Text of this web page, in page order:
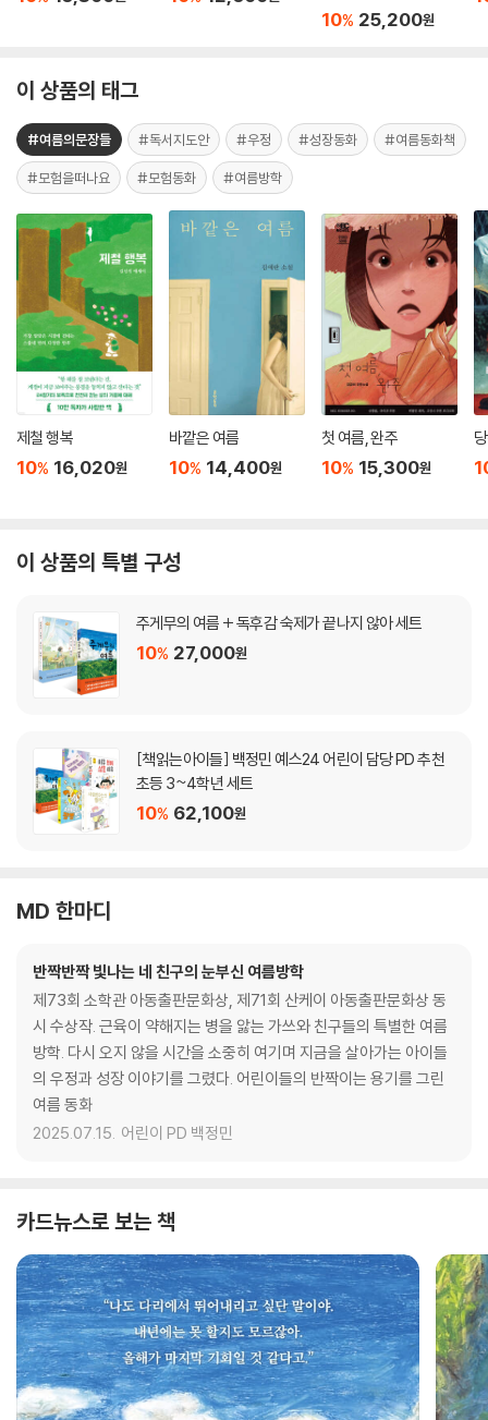
10% 25,200원
이 상품의 태그
#여름의문장들 #독서지도안 #우정 #성장동화 #여름동화책
#모험을떠나요 #모험동화 #여름방학
제철 행복
10% 16,020원
바깥은 여름
10% 14,400원
첫 여름, 완주
10% 15,300원
이 상품의 특별 구성
주게무의 여름 + 독후감 숙제가 끝나지 않아 세트
10% 27,000원
[책읽는아이들] 백정민 예스24 어린이 담당 PD 추천
초등 3~4학년 세트
10% 62,100원
MD 한마디
반짝반짝 빛나는 네 친구의 눈부신 여름방학
제73회 소학관 아동출판문화상, 제71회 산케이 아동출판문화상 동
시 수상작. 근육이 약해지는 병을 앓는 가쓰와 친구들의 특별한 여름
방학. 다시 오지 않을 시간을 소중히 여기며 지금을 살아가는 아이들
의 우정과 성장 이야기를 그렸다. 어린이들의 반짝이는 용기를 그린
여름 동화
2025.07.15. 어린이 PD 백정민
카드뉴스로 보는 책